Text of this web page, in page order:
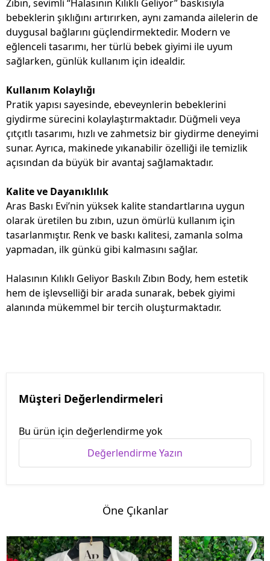
Zıbın, sevimli “Halasının Kılıklı Geliyor” baskısıyla
bebeklerin şıklığını artırırken, aynı zamanda ailelerin de
duygusal bağlarını güçlendirmektedir. Modern ve
eğlenceli tasarımı, her türlü bebek giyimi ile uyum
sağlarken, günlük kullanım için idealdir.
Kullanım Kolaylığı
Pratik yapısı sayesinde, ebeveynlerin bebeklerini
giydirme sürecini kolaylaştırmaktadır. Düğmeli veya
çıtçıtlı tasarımı, hızlı ve zahmetsiz bir giydirme deneyimi
sunar. Ayrıca, makinede yıkanabilir özelliği ile temizlik
açısından da büyük bir avantaj sağlamaktadır.
Kalite ve Dayanıklılık
Aras Baskı Evi’nin yüksek kalite standartlarına uygun
olarak üretilen bu zıbın, uzun ömürlü kullanım için
tasarlanmıştır. Renk ve baskı kalitesi, zamanla solma
yapmadan, ilk günkü gibi kalmasını sağlar.
Halasının Kılıklı Geliyor Baskılı Zıbın Body, hem estetik
hem de işlevselliği bir arada sunarak, bebek giyimi
alanında mükemmel bir tercih oluşturmaktadır.
Müşteri Değerlendirmeleri
Bu ürün için değerlendirme yok
Değerlendirme Yazın
Öne Çıkanlar